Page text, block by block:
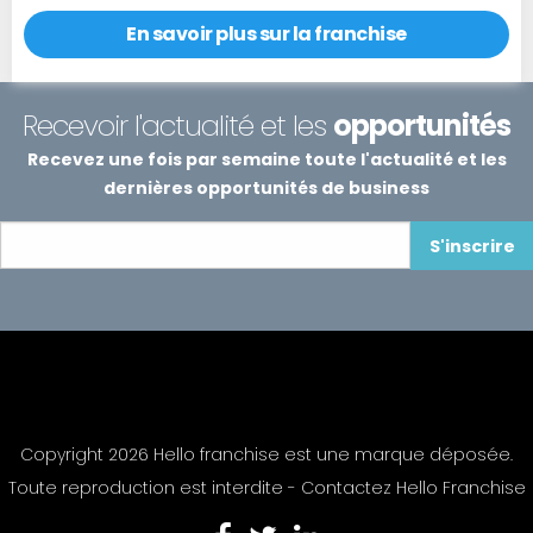
En savoir plus sur la franchise
Recevoir l'actualité et les opportunités
Recevez une fois par semaine toute l'actualité et les
dernières opportunités de business
S'inscrire
Copyright 2026 Hello franchise est une marque déposée.
Toute reproduction est interdite - Contactez Hello Franchise